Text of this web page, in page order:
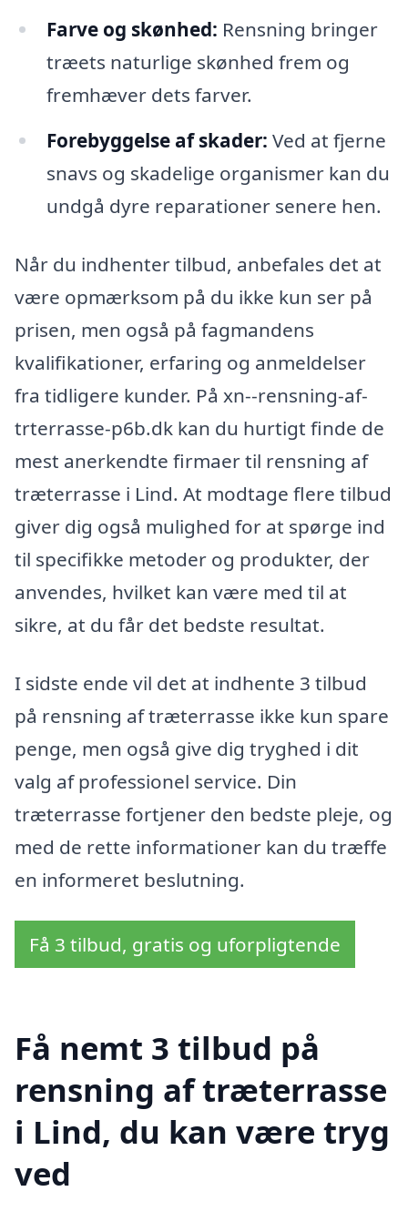
Farve og skønhed: Rensning bringer
træets naturlige skønhed frem og
fremhæver dets farver.
Forebyggelse af skader: Ved at fjerne
snavs og skadelige organismer kan du
undgå dyre reparationer senere hen.
Når du indhenter tilbud, anbefales det at
være opmærksom på du ikke kun ser på
prisen, men også på fagmandens
kvalifikationer, erfaring og anmeldelser
fra tidligere kunder. På xn--rensning-af-
trterrasse-p6b.dk kan du hurtigt finde de
mest anerkendte firmaer til rensning af
træterrasse i Lind. At modtage flere tilbud
giver dig også mulighed for at spørge ind
til specifikke metoder og produkter, der
anvendes, hvilket kan være med til at
sikre, at du får det bedste resultat.
I sidste ende vil det at indhente 3 tilbud
på rensning af træterrasse ikke kun spare
penge, men også give dig tryghed i dit
valg af professionel service. Din
træterrasse fortjener den bedste pleje, og
med de rette informationer kan du træffe
en informeret beslutning.
Få 3 tilbud, gratis og uforpligtende
Få nemt 3 tilbud på
rensning af træterrasse
i Lind, du kan være tryg
ved